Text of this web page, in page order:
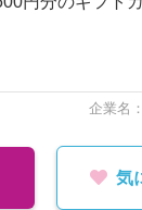
企業名
気